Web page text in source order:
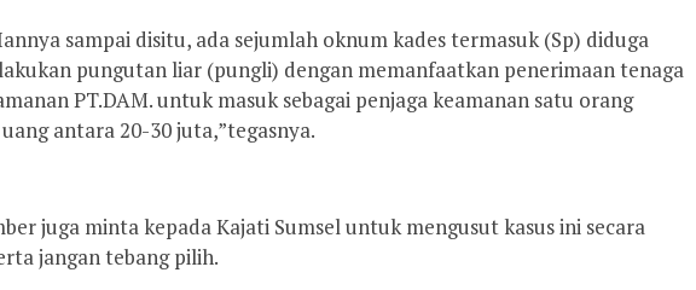
sampai disitu, ada sejumlah oknum kades termasuk (Sp) diduga
pungutan liar (pungli) dengan memanfaatkan penerimaan tenaga
PT.DAM. untuk masuk sebagai penjaga keamanan satu orang
antara 20-30 juta,”tegasnya.
juga minta kepada Kajati Sumsel untuk mengusut kasus ini secara
jangan tebang pilih.